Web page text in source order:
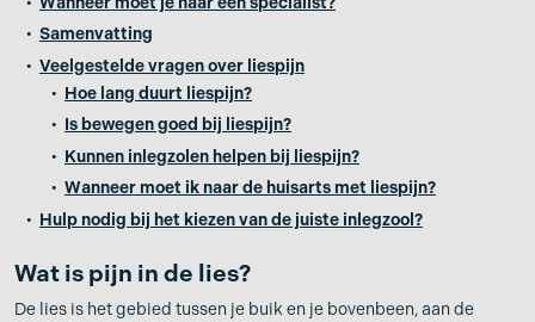
Samenvatting
Veelgestelde vragen over liespijn
Hoe lang duurt liespijn?
Is bewegen goed bij liespijn?
Kunnen inlegzolen helpen bij liespijn?
Wanneer moet ik naar de huisarts met liespijn?
Hulp nodig bij het kiezen van de juiste inlegzool?
Wat is pijn in de lies?
De lies is het gebied tussen je buik en je bovenbeen, aan de